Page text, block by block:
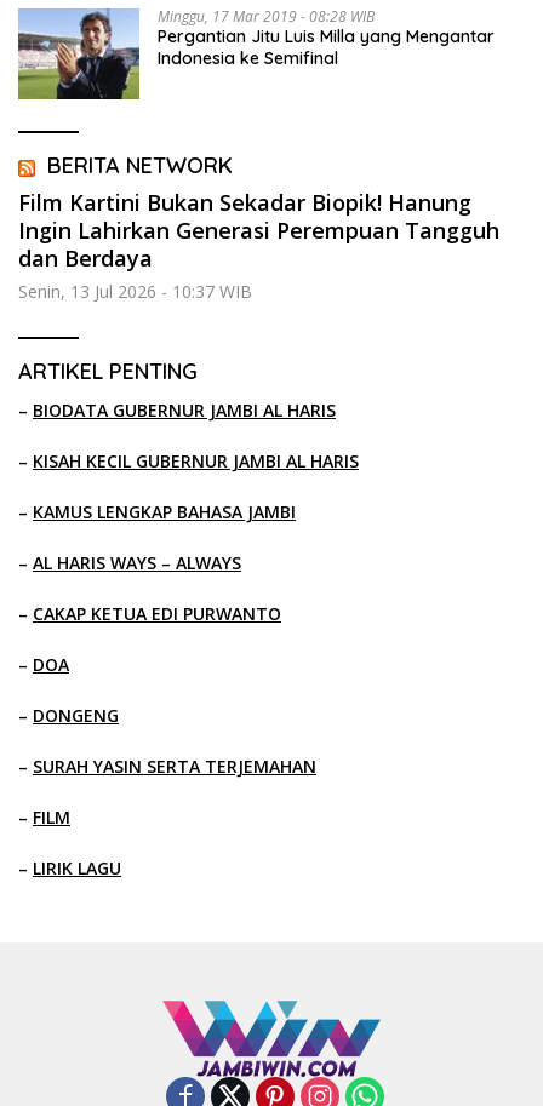
Minggu, 17 Mar 2019 - 08:28 WIB
Pergantian Jitu Luis Milla yang Mengantar
Indonesia ke Semifinal
BERITA NETWORK
Film Kartini Bukan Sekadar Biopik! Hanung
Ingin Lahirkan Generasi Perempuan Tangguh
dan Berdaya
Senin, 13 Jul 2026 - 10:37 WIB
ARTIKEL PENTING
– BIODATA GUBERNUR JAMBI AL HARIS
– KISAH KECIL GUBERNUR JAMBI AL HARIS
– KAMUS LENGKAP BAHASA JAMBI
– AL HARIS WAYS – ALWAYS
– CAKAP KETUA EDI PURWANTO
– DOA
– DONGENG
– SURAH YASIN SERTA TERJEMAHAN
– FILM
– LIRIK LAGU